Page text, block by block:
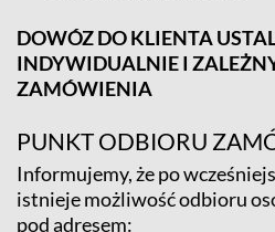
DOWÓZ DO KLIENTA
INDYWIDUALNIE I
ZAMÓWIENIA
PUNKT ODBIORU
Informujemy, że po
istnieje możliwość odbioru
pod adresem: